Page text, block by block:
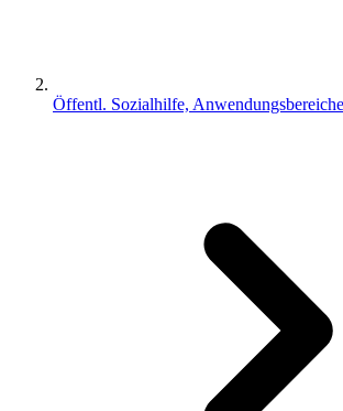
Öffentl. Sozialhilfe, Anwendungsbereiche